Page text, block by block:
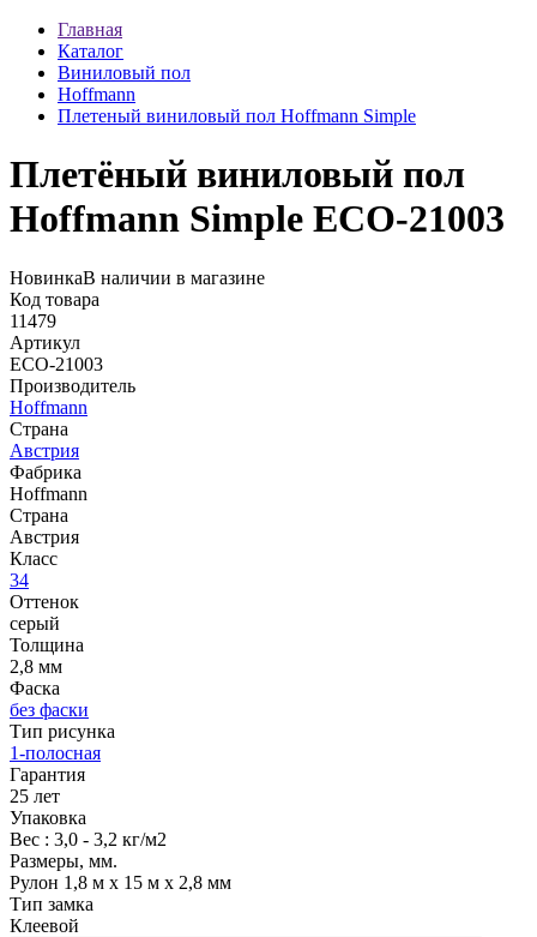
Главная
Каталог
Виниловый пол
Hoffmann
Плетеный виниловый пол Hoffmann Simple
Плетёный виниловый пол
Hoffmann Simple ECO-21003
НовинкаВ наличии в магазине
Код товара
11479
Артикул
ECO-21003
Производитель
Hoffmann
Страна
Австрия
Фабрика
Hoffmann
Страна
Австрия
Класс
34
Оттенок
серый
Толщина
2,8 мм
Фаска
без фаски
Тип рисунка
1-полосная
Гарантия
25 лет
Упаковка
Вес : 3,0 - 3,2 кг/м2
Размеры, мм.
Рулон 1,8 м х 15 м х 2,8 мм
Тип замка
Клеевой